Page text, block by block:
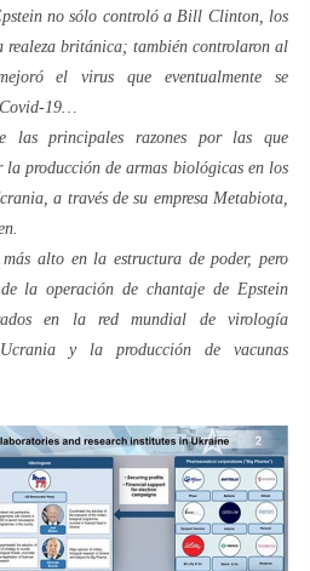
no sólo controló a Bill Clinton, los
realeza británica; también controlaron al
el virus que eventualmente se
19…
las principales razones por las que
producción de armas biológicas en los
a través de su empresa Metabiota,
alto en la estructura de poder, pero
la operación de chantaje de Epstein
en la red mundial de virología
y la producción de vacunas